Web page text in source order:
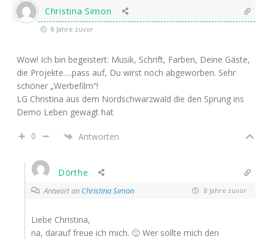
Christina Simon
8 Jahre zuvor
Wow! Ich bin begeistert: Musik, Schrift, Farben, Deine Gäste,
die Projekte….pass auf, Du wirst noch abgeworben. Sehr
schöner „Werbefilm“!
LG Christina aus dem Nordschwarzwald die den Sprung ins
Demo Leben gewagt hat
0 Antworten
Dörthe
Antwort an Christina Simon 8 Jahre zuvor
Liebe Christina,
na, darauf freue ich mich. 🙂 Wer sollte mich den